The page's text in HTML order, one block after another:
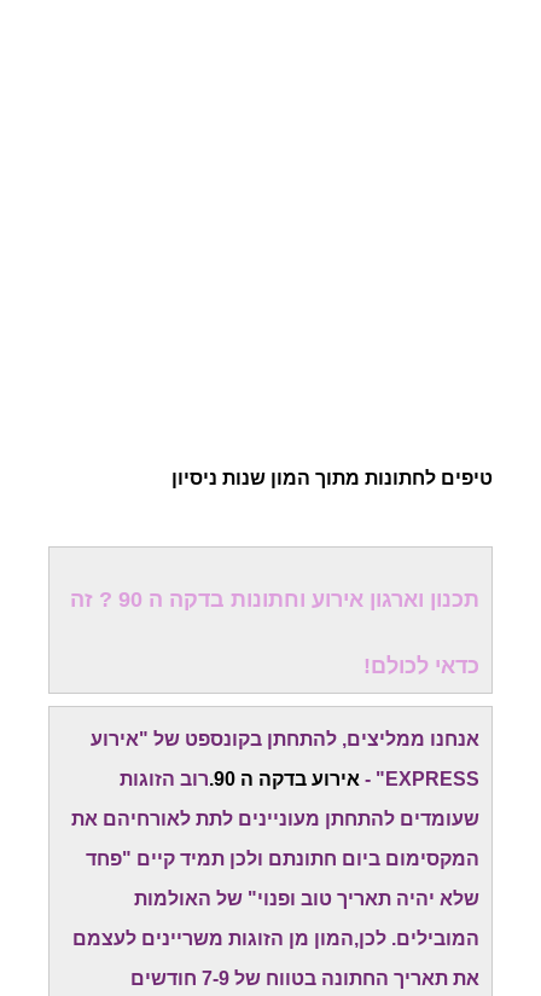
טיפים לחתונות מתוך המון שנות ניסיון
תכנון וארגון אירוע וחתונות בדקה ה 90 ? זה
כדאי לכולם!
אנחנו ממליצים, להתחתן בקונספט של "אירוע
EXPRESS" -
אירוע בדקה ה 90.
רוב הזוגות
שעומדים להתחתן מעוניינים לתת לאורחיהם את
המקסימום ביום חתונתם ולכן תמיד קיים "פחד
שלא יהיה תאריך טוב ופנוי" של האולמות
המובילים. לכן,המון מן הזוגות משריינים לעצמם
את תאריך החתונה בטווח של 7-9 חודשים